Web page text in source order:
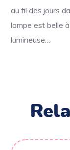
au fil des jours
lampe est belle
lumineuse…